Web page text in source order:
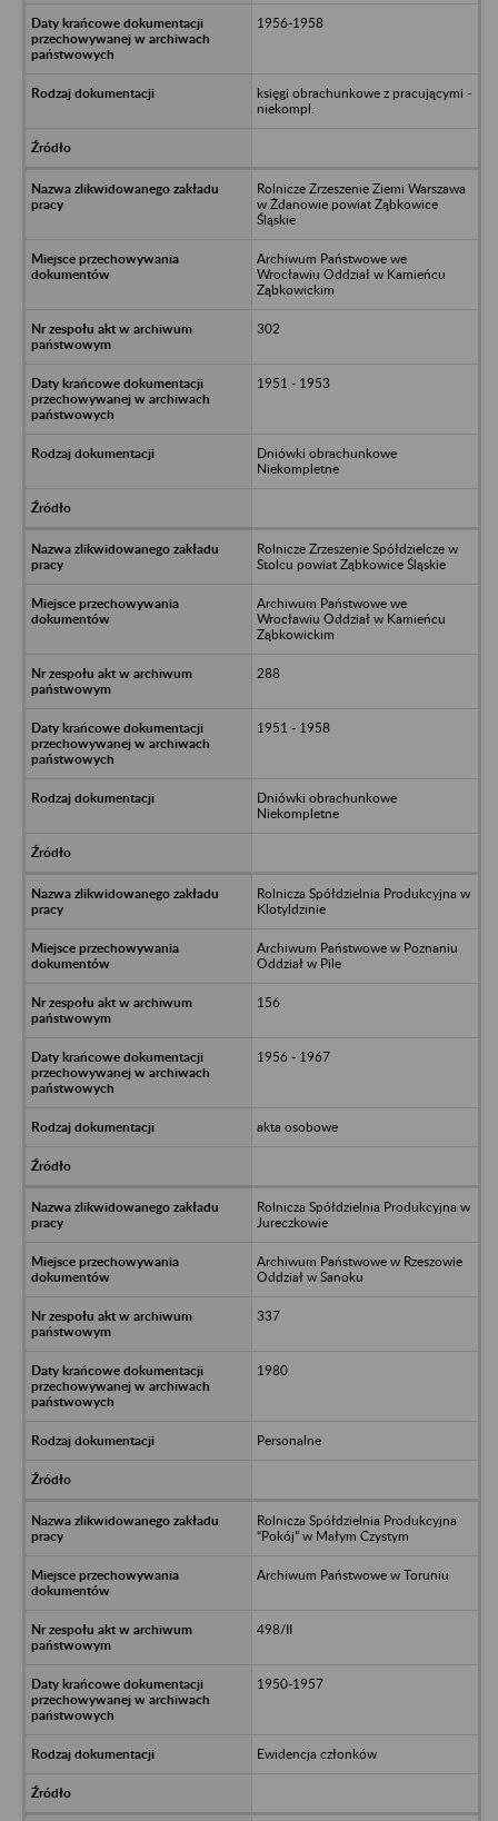
1956-1958
księgi obrachunkowe z pracującymi -
niekompl.
Rolnicze Zrzeszenie Ziemi Warszawa
w Żdanowie powiat Ząbkowice
Śląskie
Archiwum Państwowe we
Wrocławiu Oddział w Kamieńcu
Ząbkowickim
302
1951 - 1953
Dniówki obrachunkowe
Niekompletne
Rolnicze Zrzeszenie Spółdzielcze w
Stolcu powiat Ząbkowice Śląskie
Archiwum Państwowe we
Wrocławiu Oddział w Kamieńcu
Ząbkowickim
288
1951 - 1958
Dniówki obrachunkowe
Niekompletne
Rolnicza Spółdzielnia Produkcyjna w
Klotyldzinie
Archiwum Państwowe w Poznaniu
Oddział w Pile
156
1956 - 1967
akta osobowe
Rolnicza Spółdzielnia Produkcyjna w
Jureczkowie
Archiwum Państwowe w Rzeszowie
Oddział w Sanoku
337
1980
Personalne
Rolnicza Spółdzielnia Produkcyjna
“Pokój” w Małym Czystym
Archiwum Państwowe w Toruniu
498/II
1950-1957
Ewidencja członków